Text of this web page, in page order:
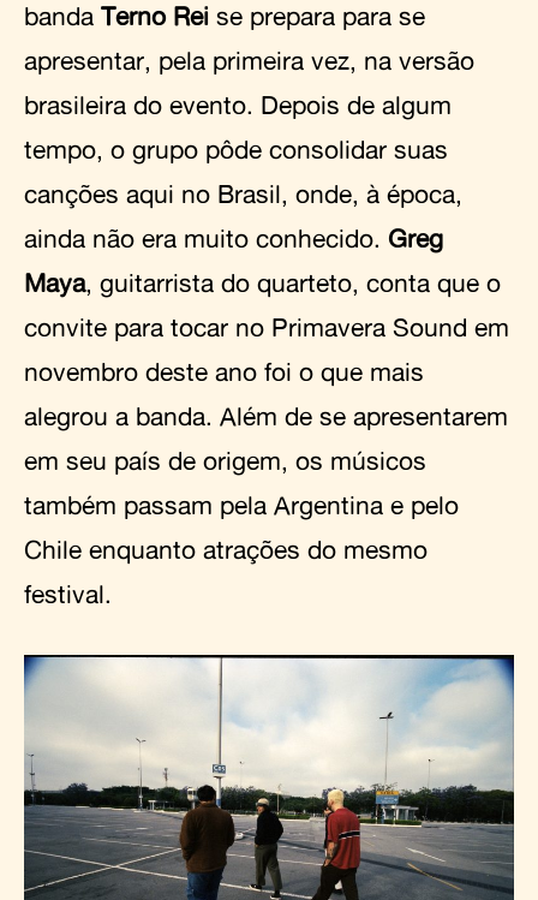
banda Terno Rei se prepara para se
apresentar, pela primeira vez, na versão
brasileira do evento. Depois de algum
tempo, o grupo pôde consolidar suas
canções aqui no Brasil, onde, à época,
ainda não era muito conhecido. Greg
Maya, guitarrista do quarteto, conta que o
convite para tocar no Primavera Sound em
novembro deste ano foi o que mais
alegrou a banda. Além de se apresentarem
em seu país de origem, os músicos
também passam pela Argentina e pelo
Chile enquanto atrações do mesmo
festival.